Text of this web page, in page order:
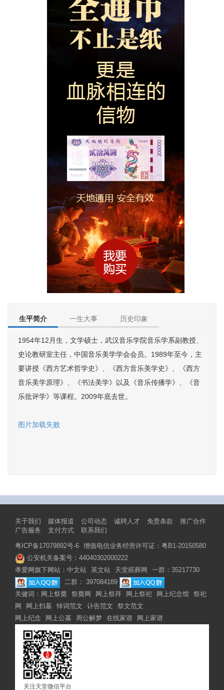
生平简介 一生大事 历史印象
1954年12月生，文学硕士，武汉音乐学院音乐学系副教授、
史论教研室主任，中国音乐美学学会会员。1989年至今，主
要讲授《西方艺术哲学史》、《西方音乐美学史》、《西方
音乐美学原理》、《书法美学》以及《音乐传播学》、《音
乐批评学》等课程。2009年底去世。
图片加载失败
关于我们 媒体报道 公司动态 诚聘人才 免责条款
推广合作
广告服务
支付方式 联系我们
粤ICP备17079892号-6 增值电信业务经营许可证：粤B1-20150580
公安机关备案号：44040302000222
孝爱网旗下网站： 中文站 英文站 天堂殡葬网
一群：35217730
二群： 397084189
关健词： 网上祭奠 祭奠网 网上祭拜 网上祭祀 网上纪念馆 祭祀
网
网上扫墓 悼词范文 讣告范文
祭文范文
网上纪念
网上公墓 周公解梦 在线家谱 网上家谱
关注天堂微信平台